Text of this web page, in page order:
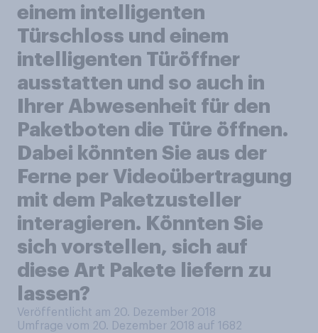
einem intelligenten
Türschloss und einem
intelligenten Türöffner
ausstatten und so auch in
Ihrer Abwesenheit für den
Paketboten die Türe öffnen.
Dabei könnten Sie aus der
Ferne per Videoübertragung
mit dem Paketzusteller
interagieren. Könnten Sie
sich vorstellen, sich auf
diese Art Pakete liefern zu
lassen?
Veröffentlicht am 20. Dezember 2018
Umfrage vom 20. Dezember 2018 auf 1682